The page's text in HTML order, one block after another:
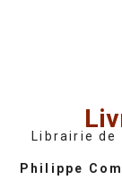
Librairie de